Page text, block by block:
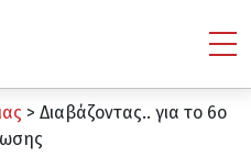
> Διαβάζοντας.. για το 6ο